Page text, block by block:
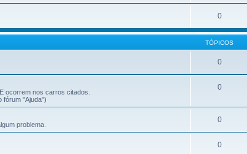
0
TÓPICOS
0
ocorrem nos carros citados.
fórum "Ajuda")
0
problema.
0
0